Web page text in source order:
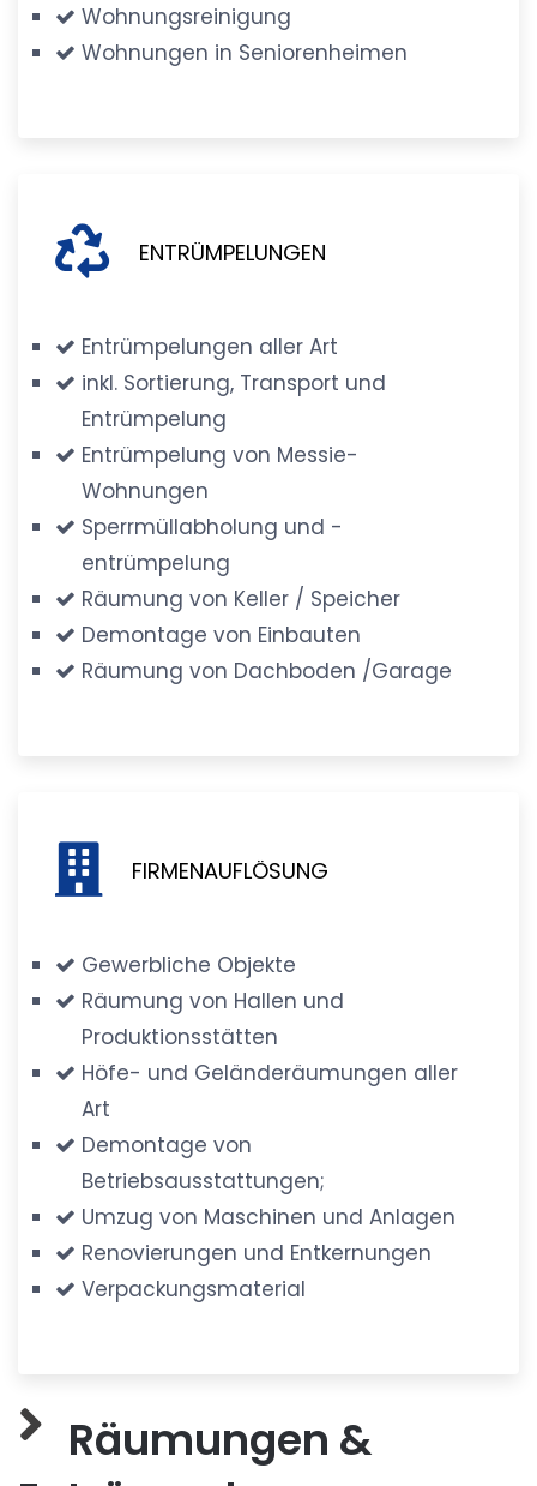
Wohnungsreinigung
Wohnungen in Seniorenheimen
ENTRÜMPELUNGEN
Entrümpelungen aller Art
inkl. Sortierung, Transport und
Entrümpelung
Entrümpelung von Messie-
Wohnungen
Sperrmüllabholung und -
entrümpelung
Räumung von Keller / Speicher
Demontage von Einbauten
Räumung von Dachboden /Garage
FIRMENAUFLÖSUNG
Gewerbliche Objekte
Räumung von Hallen und
Produktionsstätten
Höfe- und Geländeräumungen aller
Art
Demontage von
Betriebsausstattungen;
Umzug von Maschinen und Anlagen
Renovierungen und Entkernungen
Verpackungsmaterial
Räumungen &